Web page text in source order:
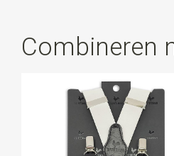
toch?
Combineren